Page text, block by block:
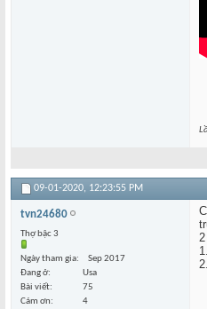
09-01-2020, 12:23:55 PM
tvn24680
Thợ bậc 3
Ngày tham gia
Sep 2017
Đang ở
Usa
Bài viết
75
Cám ơn
4